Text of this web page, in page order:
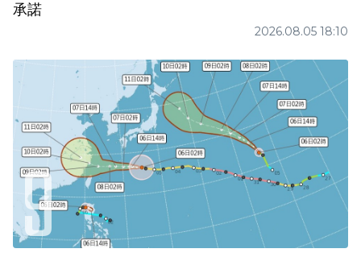
承諾
2026.08.05 18:10